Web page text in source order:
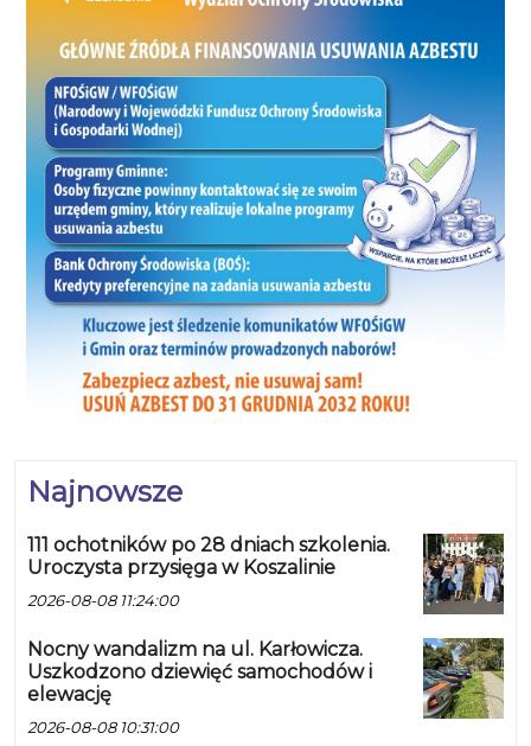
Najnowsze
111 ochotników po 28 dniach szkolenia.
Uroczysta przysięga w Koszalinie
2026-08-08 11:24:00
Nocny wandalizm na ul. Karłowicza.
Uszkodzono dziewięć samochodów i
elewację
2026-08-08 10:31:00